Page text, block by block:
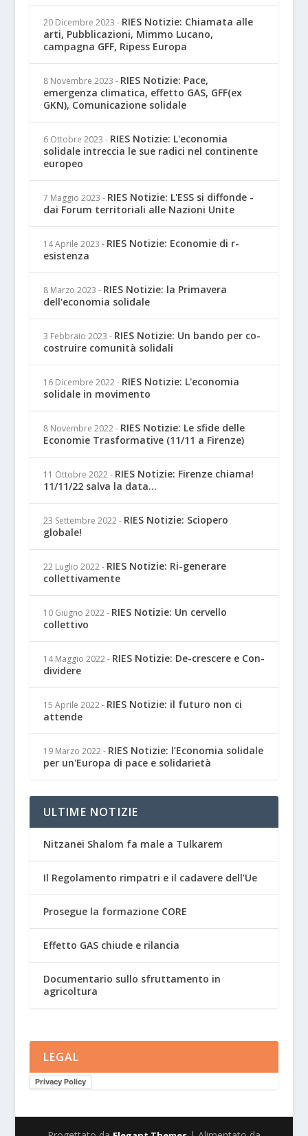
20 Dicembre 2023 - RIES Notizie: Chiamata alle
arti, Pubblicazioni, Mimmo Lucano,
campagna GFF, Ripess Europa
8 Novembre 2023 - RIES Notizie: Pace,
emergenza climatica, effetto GAS, GFF(ex
GKN), Comunicazione solidale
6 Ottobre 2023 - RIES Notizie: L'economia
solidale intreccia le sue radici nel continente
europeo
7 Maggio 2023 - RIES Notizie: L'ESS si diffonde -
dai Forum territoriali alle Nazioni Unite
14 Aprile 2023 - RIES Notizie: Economie di r-
esistenza
8 Marzo 2023 - RIES Notizie: la Primavera
dell'economia solidale
3 Febbraio 2023 - RIES Notizie: Un bando per co-
costruire comunità solidali
16 Dicembre 2022 - RIES Notizie: L'economia
solidale in movimento
8 Novembre 2022 - RIES Notizie: Le sfide delle
Economie Trasformative (11/11 a Firenze)
11 Ottobre 2022 - RIES Notizie: Firenze chiama!
11/11/22 salva la data...
23 Settembre 2022 - RIES Notizie: Sciopero
globale!
22 Luglio 2022 - RIES Notizie: Ri-generare
collettivamente
10 Giugno 2022 - RIES Notizie: Un cervello
collettivo
14 Maggio 2022 - RIES Notizie: De-crescere e Con-
dividere
15 Aprile 2022 - RIES Notizie: il futuro non ci
attende
19 Marzo 2022 - RIES Notizie: l’Economia solidale
per un'Europa di pace e solidarietà
ULTIME NOTIZIE
Nitzanei Shalom fa male a Tulkarem
Il Regolamento rimpatri e il cadavere dell’Ue
Prosegue la formazione CORE
Effetto GAS chiude e rilancia
Documentario sullo sfruttamento in
agricoltura
LEGAL
Privacy Policy